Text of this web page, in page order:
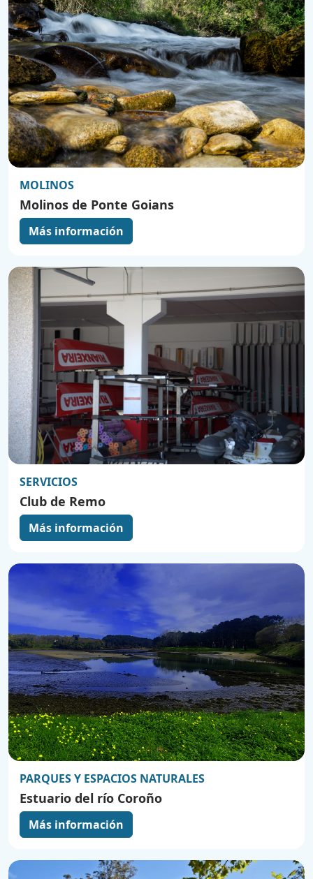
MOLINOS
Molinos de Ponte Goians
Más información
SERVICIOS
Club de Remo
Más información
PARQUES Y ESPACIOS NATURALES
Estuario del río Coroño
Más información